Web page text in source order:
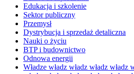
Edukacja i szkolenie
Sektor publiczny
Przemysł
Dystrybucja i sprzedaż detaliczna
Nauki o życiu
BTP i budownictwo
Odnowa energii
Władze władz władz władz władz